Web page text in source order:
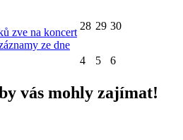
zve na koncert
ze dne
28 29 30
4 5 6
vás mohly zajímat!